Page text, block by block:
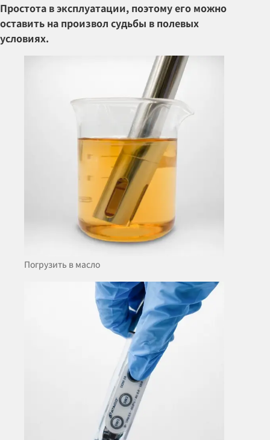
Простота в эксплуатации, поэтому его можно
оставить на произвол судьбы в полевых
условиях.
Погрузить в масло